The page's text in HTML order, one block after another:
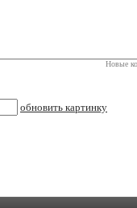
Новые
обновить картинку